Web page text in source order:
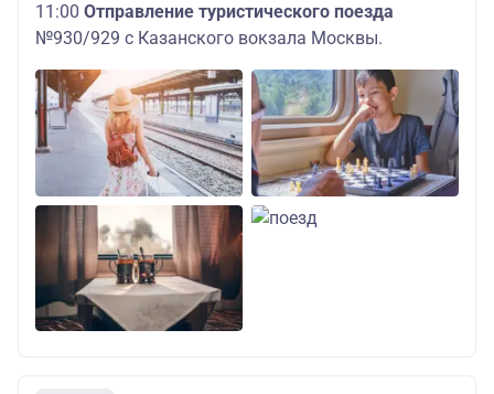
11:00 Отправление туристического поезда
№930/929 с Казанского вокзала Москвы.